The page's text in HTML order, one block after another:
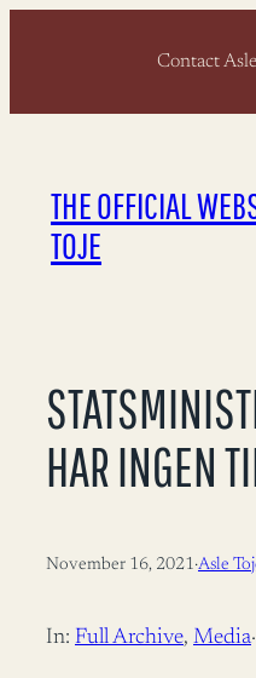
Contact
THE OFFICIAL
TOJE
HAR INGEN
November 16, 2021·Asle
In: Full Archive, Media·